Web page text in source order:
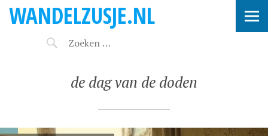
WANDELZUSJE.NL
de dag van de doden